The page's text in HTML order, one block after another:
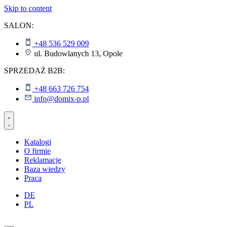
Skip to content
SALON:
+48 536 529 009
ul. Budowlanych 13, Opole
SPRZEDAŻ B2B:
+48 663 726 754
info@domix-p.pl
Katalogi
O firmie
Reklamacje
Baza wiedzy
Praca
DE
PL